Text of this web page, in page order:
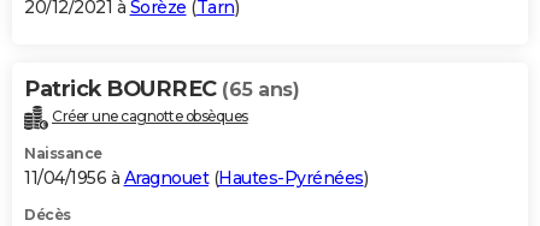
20/12/2021 à Sorèze (Tarn)
Patrick BOURREC (65 ans)
Créer une cagnotte obsèques
Naissance
11/04/1956 à Aragnouet(Hautes-Pyrénées)
Décès